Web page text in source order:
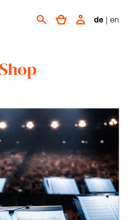
de | en